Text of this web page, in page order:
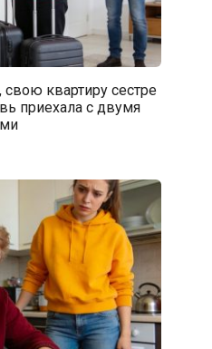
квартиру сестре
приехала с двумя